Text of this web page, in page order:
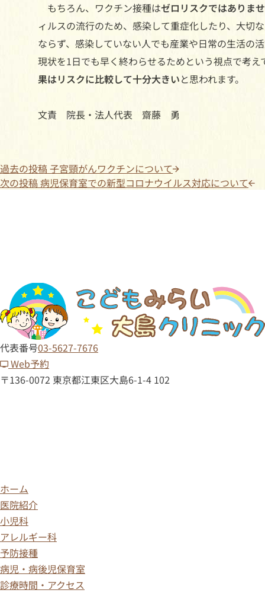
もちろん、ワクチン接種はゼロリスクではありま
ィルスの流行のため、感染して重症化したり、大切
ならず、感染していない人でも産業や日常の生活の
現状を1日でも早く終わらせるためという視点で考え
果はリスクに比較して十分大きいと思われます。
文責 院長・法人代表 齋藤 勇
過去の投稿 子宮頸がんワクチンについて
次の投稿 病児保育室での新型コロナウイルス対応について
代表番号03-5627-7676
Web予約
〒136-0072 東京都江東区大島6-1-4 102
ホーム
医院紹介
小児科
アレルギー科
予防接種
病児・病後児保育室
診療時間・アクセス